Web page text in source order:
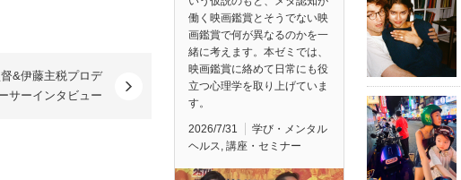
&伊藤主税プロデ
サーインタビュー
働く映画鑑賞とそうでない映
画鑑賞で何が異なるのかを一
緒に考えます。本ゼミでは、
映画鑑賞に絡めて日常にも役
立つ心理学を取り上げていま
す。
2026/7/31
学び・メンタル
ヘルス 講座・セミナー